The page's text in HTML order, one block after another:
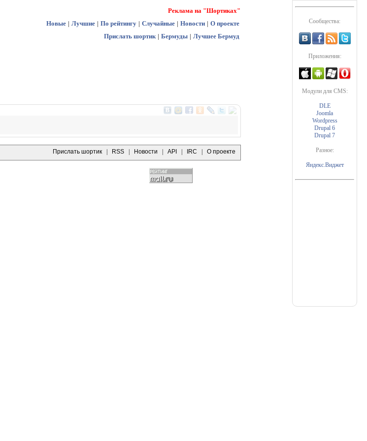
Сообщества:
Приложения:
Модули для CMS:
DLE
Joomla
Wordpress
Drupal 6
Drupal 7
Разное:
Яндекс.Виджет
Реклама на "Шортиках"
Новые | Лучшие | По рейтингу | Случайные | Новости | О проекте
Прислать шортик | Бермуды | Лучшее Бермуд
Прислать шортик RSS Новости API IRC О проекте